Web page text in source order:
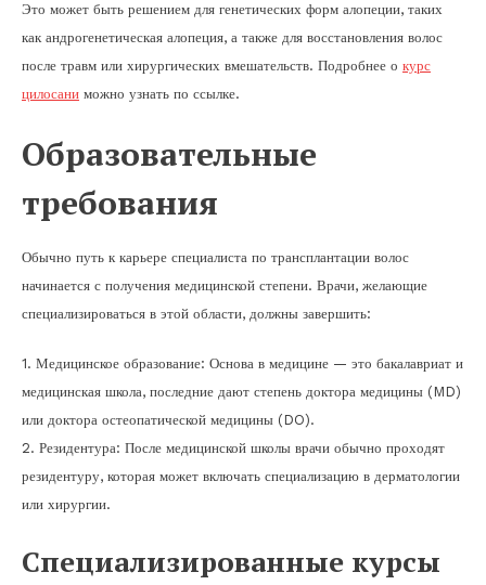
Это может быть решением для генетических форм алопеции, таких
как андрогенетическая алопеция, а также для восстановления волос
после травм или хирургических вмешательств. Подробнее о курс
цилосани можно узнать по ссылке.
Образовательные
требования
Обычно путь к карьере специалиста по трансплантации волос
начинается с получения медицинской степени. Врачи, желающие
специализироваться в этой области, должны завершить:
1. Медицинское образование: Основа в медицине — это бакалавриат и
медицинская школа, последние дают степень доктора медицины (MD)
или доктора остеопатической медицины (DO).
2. Резидентура: После медицинской школы врачи обычно проходят
резидентуру, которая может включать специализацию в дерматологии
или хирургии.
Специализированные курсы